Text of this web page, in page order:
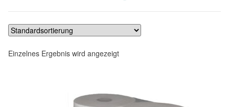
Einzelnes Ergebnis wird angezeigt